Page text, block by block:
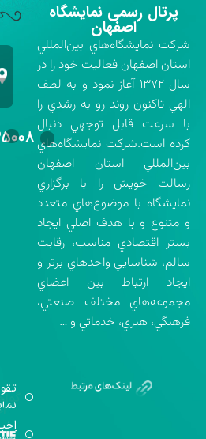
پرتال رسمی نمایشگاه
اصفهان
شركت نمايشگاه‌هاي بين‌المللي
استان اصفهان فعاليت خود را در
سال ۱۳۷۲ آغاز نمود و به لطف
الهي تاكنون روند رو به رشدي را
با سرعت قابل توجهي دنبال
كرده است.شركت نمايشگاه‌هاي
بين‌المللي استان اصفهان
رسالت خويش را با برگزاري
نمايشگاه با موضوع‌هاي متعدد
و متنوع و با هدف اصلي ايجاد
بستر اقتصادي مناسب، رقابت
سالم، شناسايي واحدهاي برتر و
ايجاد ارتباط بين اعضاي
مجموعه‌هاي مختلف صنعتي،
فرهنگي، هنري، خدماتي و …